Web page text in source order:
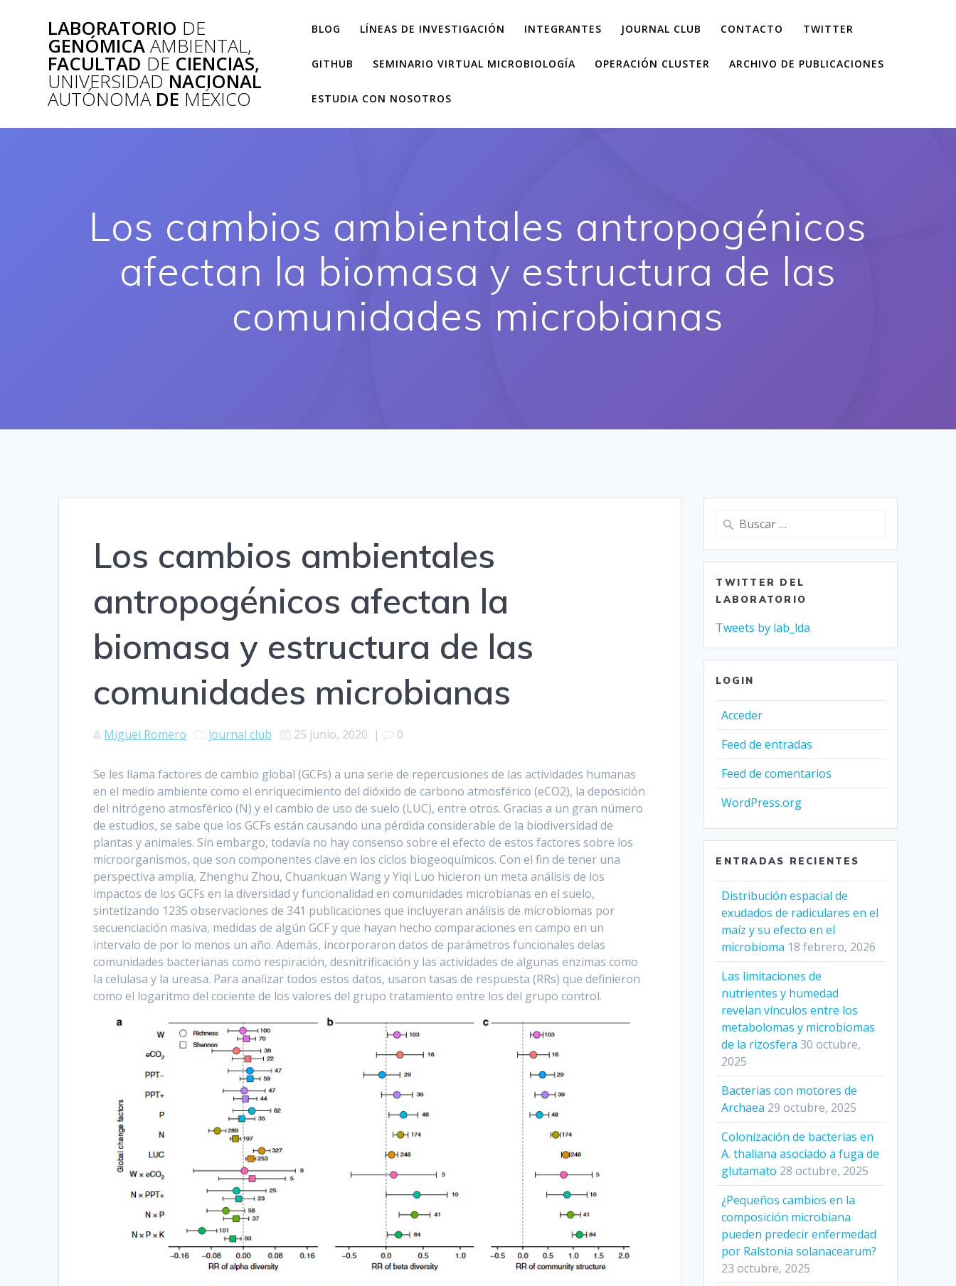
contenido
LABORATORIO DE
GENÓMICA AMBIENTAL,
FACULTAD DE CIENCIAS,
UNIVERSIDAD NACIONAL
AUTÓNOMADE MÉXICO
BLOG LÍNEAS DE INVESTIGACIÓN INTEGRANTES JOURNAL CLUB CONTACTO TWITTER
GITHUB SEMINARIO VIRTUAL MICROBIOLOGÍA OPERACIÓN CLUSTER ARCHIVO DE PUBLICACIONES
ESTUDIA CON NOSOTROS
Los cambios ambientales antropogénicos
afectan la biomasa y estructura de las
comunidades microbianas
Los cambios ambientales
antropogénicos afectan la
biomasa y estructura de las
comunidades microbianas
Miguel Romero journal club 25 junio, 2020 | 0
Se les llama factores de cambio global (GCFs) a una serie de repercusiones de las actividades humanas
en el medio ambiente como el enriquecimiento del dióxido de carbono atmosférico (eCO2), la deposición
del nitrógeno atmosférico (N) y el cambio de uso de suelo (LUC), entre otros. Gracias a un gran número
de estudios, se sabe que los GCFs están causando una pérdida considerable de la biodiversidad de
plantas y animales. Sin embargo, todavía no hay consenso sobre el efecto de estos factores sobre los
microorganismos, que son componentes clave en los ciclos biogeoquímicos. Con el fin de tener una
perspectiva amplia, Zhenghu Zhou, Chuankuan Wang y Yiqi Luo hicieron un meta análisis de los
impactos de los GCFs en la diversidad y funcionalidad en comunidades microbianas en el suelo,
sintetizando 1235 observaciones de 341 publicaciones que incluyeran análisis de microbiomas por
secuenciación masiva, medidas de algún GCF y que hayan hecho comparaciones en campo en un
intervalo de por lo menos un año. Además, incorporaron datos de parámetros funcionales delas
comunidades bacterianas como respiración, desnitrificación y las actividades de algunas enzimas como
la celulasa y la ureasa. Para analizar todos estos datos, usaron tasas de respuesta (RRs) que definieron
como el logaritmo del cociente de los valores del grupo tratamiento entre los del grupo control.
Buscar:
TWITTER DEL
LABORATORIO
Tweets by lab_lda
LOGIN
Acceder
Feed de entradas
Feed de comentarios
WordPress.org
ENTRADAS RECIENTES
Distribución espacial de
exudados de radiculares en el
maíz y su efecto en el
microbioma 18 febrero, 2026
Las limitaciones de
nutrientes y humedad
revelan vínculos entre los
metabolomas y microbiomas
de la rizosfera 30 octubre,
2025
Bacterias con motores de
Archaea 29 octubre, 2025
Colonización de bacterias en
A. thaliana asociado a fuga de
glutamato 28 octubre, 2025
¿Pequeños cambios en la
composición microbiana
pueden predecir enfermedad
por Ralstonia solanacearum?
23 octubre, 2025